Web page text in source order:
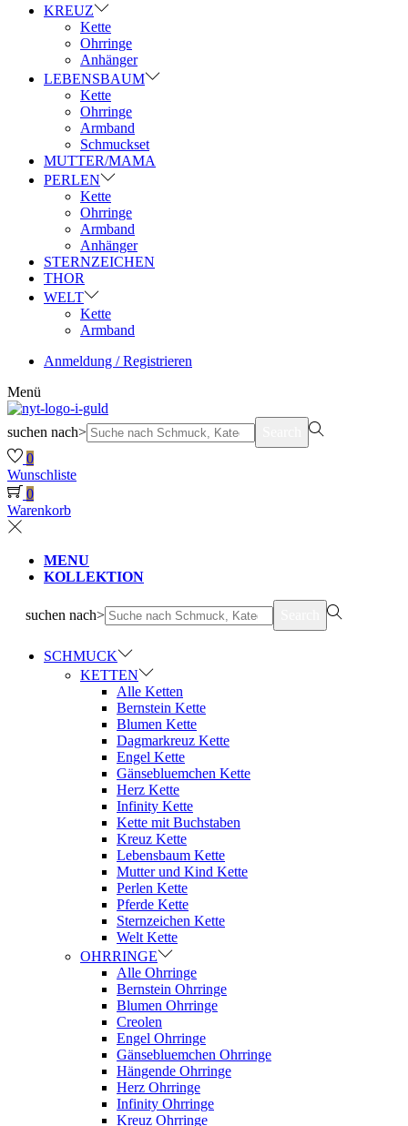
KREUZ
Kette
Ohrringe
Anhänger
LEBENSBAUM
Kette
Ohrringe
Armband
Schmuckset
MUTTER/MAMA
PERLEN
Kette
Ohrringe
Armband
Anhänger
STERNZEICHEN
THOR
WELT
Kette
Armband
Anmeldung / Registrieren
Menü
suchen nach>
0
Wunschliste
0
Warenkorb
MENU
KOLLEKTION
suchen nach>
SCHMUCK
KETTEN
Alle Ketten
Bernstein Kette
Blumen Kette
Dagmarkreuz Kette
Engel Kette
Gänsebluemchen Kette
Herz Kette
Infinity Kette
Kette mit Buchstaben
Kreuz Kette
Lebensbaum Kette
Mutter und Kind Kette
Perlen Kette
Pferde Kette
Sternzeichen Kette
Welt Kette
OHRRINGE
Alle Ohrringe
Bernstein Ohrringe
Blumen Ohrringe
Creolen
Engel Ohrringe
Gänsebluemchen Ohrringe
Hängende Ohrringe
Herz Ohrringe
Infinity Ohrringe
Kreuz Ohrringe